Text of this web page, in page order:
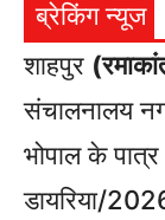
ब्रेकिंग न्यूज
शाहपुर
संचालनालय
भोपाल के
डायरिया/